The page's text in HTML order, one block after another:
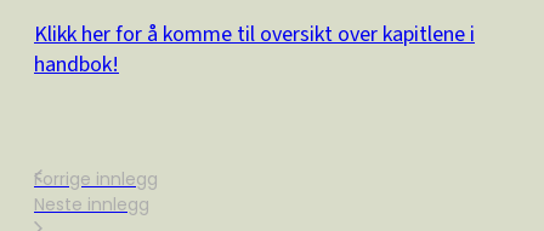
Klikk her for å komme til oversikt over kapitlene i
handbok!
Forrige innlegg
Neste innlegg